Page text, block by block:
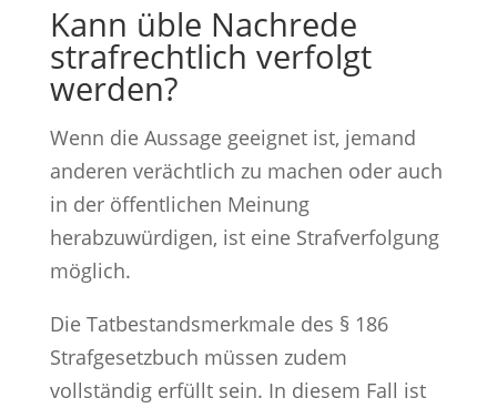
Kann üble Nachrede
strafrechtlich verfolgt
werden?
Wenn die Aussage geeignet ist, jemand
anderen verächtlich zu machen oder auch
in der öffentlichen Meinung
herabzuwürdigen, ist eine Strafverfolgung
möglich.
Die Tatbestandsmerkmale des § 186
Strafgesetzbuch müssen zudem
vollständig erfüllt sein. In diesem Fall ist